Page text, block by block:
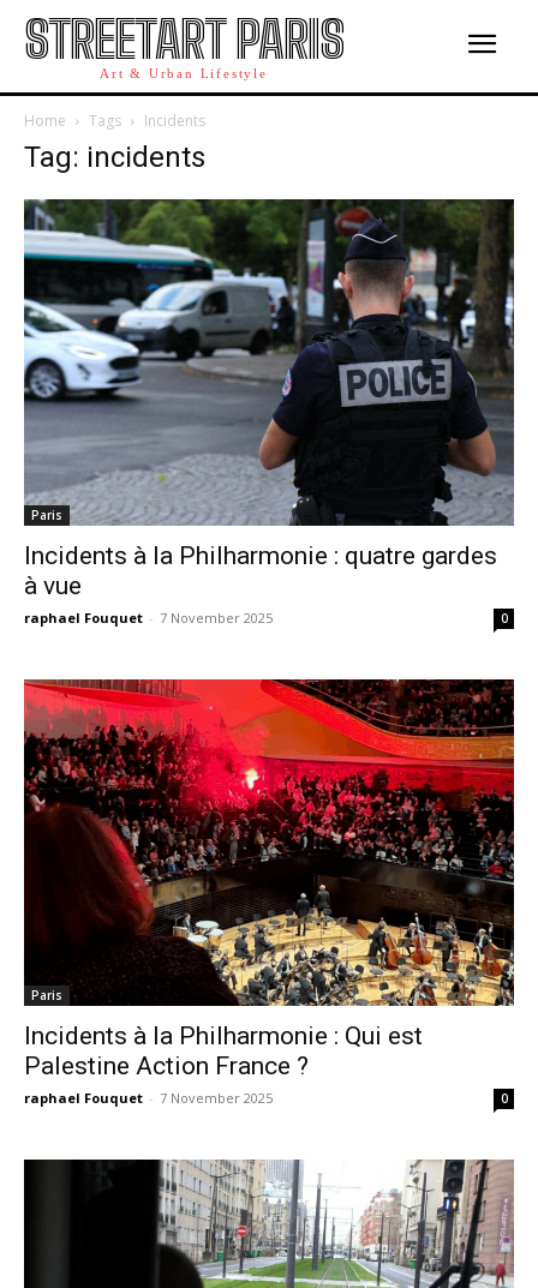
STREETART PARIS
Art & Urban Lifestyle
Home Tags Incidents
Tag: incidents
Paris
Incidents à la Philharmonie : quatre gardes
à vue
raphael Fouquet - 7 November 2025 0
Paris
Incidents à la Philharmonie : Qui est
Palestine Action France ?
raphael Fouquet - 7 November 2025 0